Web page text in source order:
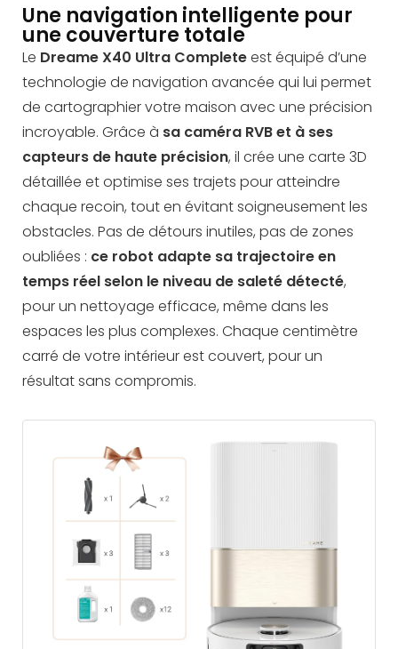
Une navigation intelligente pour
une couverture totale
Le Dreame X40 Ultra Completeest équipé d’une
technologie de navigation avancée qui lui permet
de cartographier votre maison avec une précision
incroyable. Grâce à sa caméra RVB et à ses
capteurs de haute précision, il crée une carte 3D
détaillée et optimise ses trajets pour atteindre
chaque recoin, tout en évitant soigneusement les
obstacles. Pas de détours inutiles, pas de zones
oubliées : ce robot adapte sa trajectoire en
temps réel selon le niveau de saleté détecté,
pour un nettoyage efficace, même dans les
espaces les plus complexes. Chaque centimètre
carré de votre intérieur est couvert, pour un
résultat sans compromis.